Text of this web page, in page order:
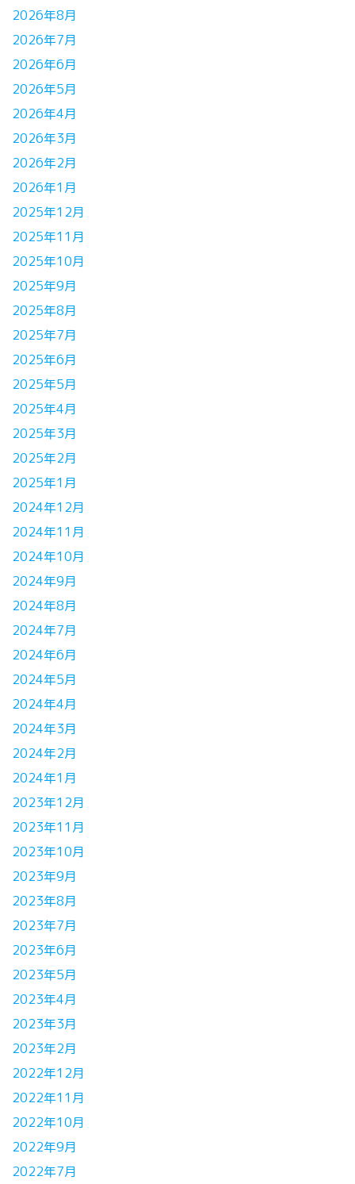
2026年8月
2026年7月
2026年6月
2026年5月
2026年4月
2026年3月
2026年2月
2026年1月
2025年12月
2025年11月
2025年10月
2025年9月
2025年8月
2025年7月
2025年6月
2025年5月
2025年4月
2025年3月
2025年2月
2025年1月
2024年12月
2024年11月
2024年10月
2024年9月
2024年8月
2024年7月
2024年6月
2024年5月
2024年4月
2024年3月
2024年2月
2024年1月
2023年12月
2023年11月
2023年10月
2023年9月
2023年8月
2023年7月
2023年6月
2023年5月
2023年4月
2023年3月
2023年2月
2022年12月
2022年11月
2022年10月
2022年9月
2022年7月